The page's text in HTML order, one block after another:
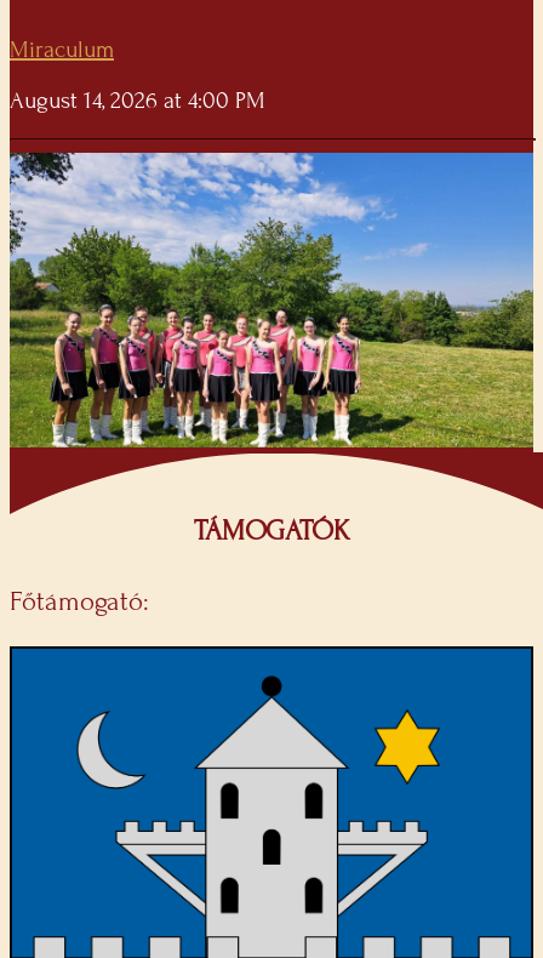
Miraculum
August 14, 2026 at 4:00 PM
TÁMOGATÓK
Főtámogató: